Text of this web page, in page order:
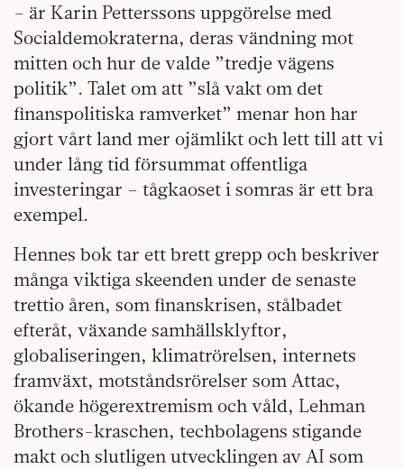
– är Karin Petterssons uppgörelse med
Socialdemokraterna, deras vändning mot
mitten och hur de valde ”tredje vägens
politik”. Talet om att ”slå vakt om det
finanspolitiska ramverket” menar hon har
gjort vårt land mer ojämlikt och lett till att vi
under lång tid försummat offentliga
investeringar – tågkaoset i somras är ett bra
exempel.
Hennes bok tar ett brett grepp och beskriver
många viktiga skeenden under de senaste
trettio åren, som finanskrisen, stålbadet
efteråt, växande samhällsklyftor,
globaliseringen, klimatrörelsen, internets
framväxt, motståndsrörelser som Attac,
ökande högerextremism och våld, Lehman
Brothers-kraschen, techbolagens stigande
makt och slutligen utvecklingen av AI som